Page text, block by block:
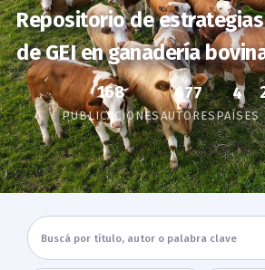
Repositorio de
de GEI en ganadería
168
PUBLICACIONES
677
AUTORES
4
PAÍSES